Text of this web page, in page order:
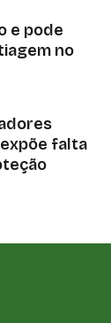
e pode
no
falta